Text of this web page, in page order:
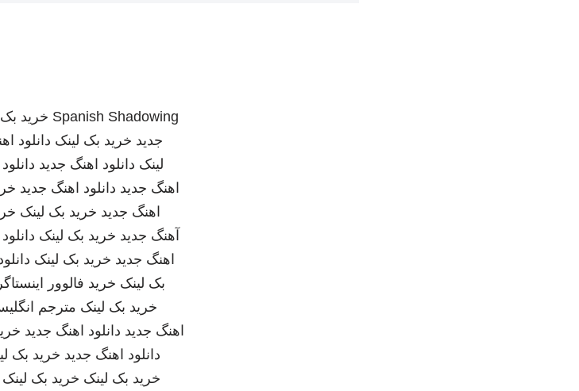
Spanish Shadowing خرید
جدید خرید بک لینک دانلود
لینک دانلود اهنگ جدید
اهنگ جدید دانلود اهنگ جدید
اهنگ جدید خرید بک لینک
آهنگ جدید خرید بک لینک
اهنگ جدید خرید بک لینک
بک لینک خرید فالوور
خرید بک لینک مترجم
اهنگ جدید دانلود اهنگ جدید
دانلود اهنگ جدید خرید بک
خرید بک لینک خرید بک لینک